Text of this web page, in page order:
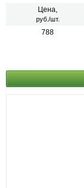
Цена,
руб./шт.
788